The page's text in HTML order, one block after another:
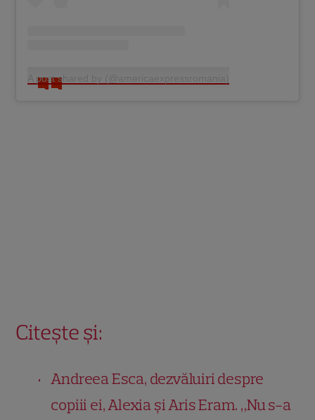
A post shared by (@americaexpressromania)
Citește și:
Andreea Esca, dezvăluiri despre
copiii ei, Alexia și Aris Eram. „Nu s-a